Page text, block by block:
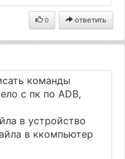
0 ответить
команды
с пк по ADB,
в устройство
в ккомпьютер